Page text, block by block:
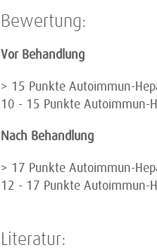
Bewertung:
Vor Behandlung
> 15 Punkte Autoimmun-
10 - 15 Punkte Autoimmun-
Nach Behandlung
> 17 Punkte Autoimmun-
12 - 17 Punkte Autoimmun-
Literatur: